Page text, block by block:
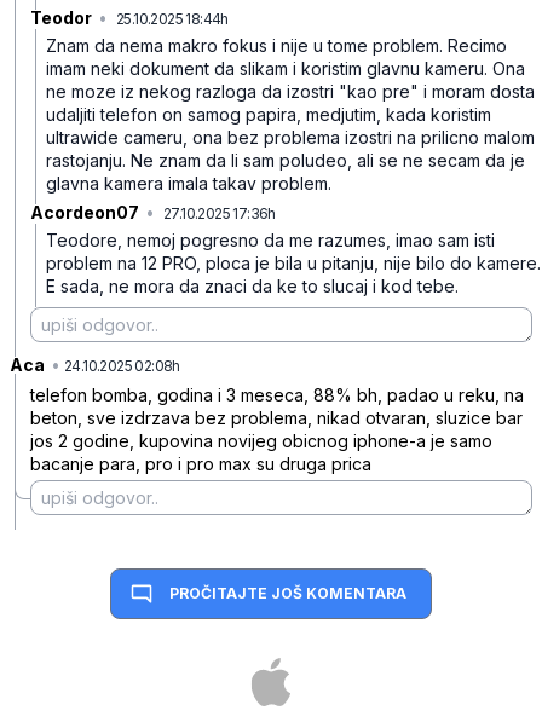
Teodor • 25.10.2025 18:44h
Znam da nema makro fokus i nije u tome problem. Recimo
imam neki dokument da slikam i koristim glavnu kameru. Ona
ne moze iz nekog razloga da izostri "kao pre" i moram dosta
udaljiti telefon on samog papira, medjutim, kada koristim
ultrawide cameru, ona bez problema izostri na prilicno malom
rastojanju. Ne znam da li sam poludeo, ali se ne secam da je
glavna kamera imala takav problem.
Acordeon07 • 27.10.2025 17:36h
Teodore, nemoj pogresno da me razumes, imao sam isti
problem na 12 PRO, ploca je bila u pitanju, nije bilo do kamere.
E sada, ne mora da znaci da ke to slucaj i kod tebe.
Aca • 24.10.2025 02:08h
telefon bomba, godina i 3 meseca, 88% bh, padao u reku, na
beton, sve izdrzava bez problema, nikad otvaran, sluzice bar
jos 2 godine, kupovina novijeg obicnog iphone-a je samo
bacanje para, pro i pro max su druga prica
PROČITAJTE JOŠ KOMENTARA